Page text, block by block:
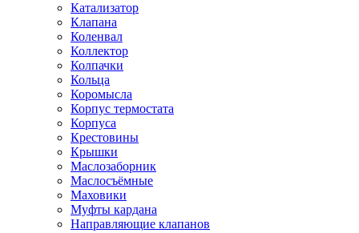
Катализатор
Клапана
Коленвал
Коллектор
Колпачки
Кольца
Коромысла
Корпус термостата
Корпуса
Крестовины
Крышки
Маслозаборник
Маслосъёмные
Маховики
Муфты кардана
Направляющие клапанов